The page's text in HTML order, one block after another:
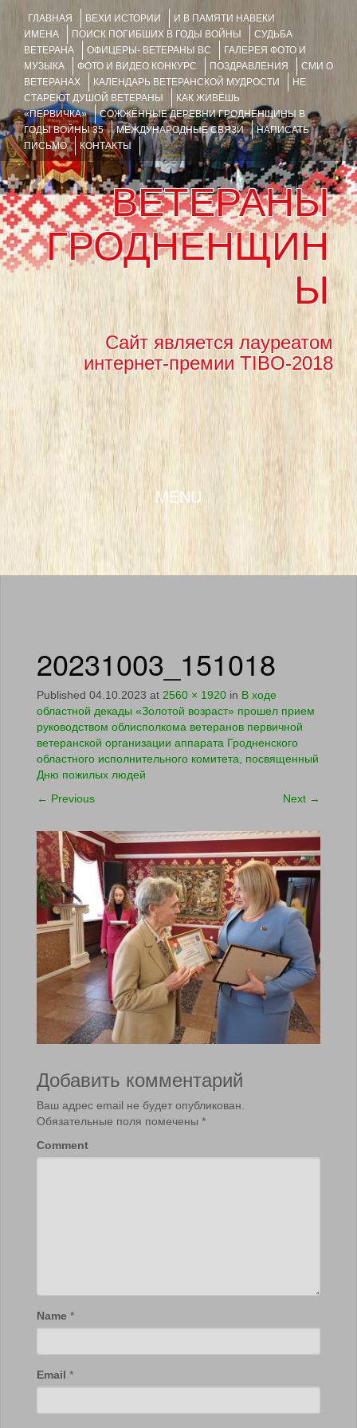
ГЛАВНАЯ ВЕХИ ИСТОРИИ
И В ПАМЯТИ НАВЕКИ
ИМЕНА
ПОИСК ПОГИБШИХ В ГОДЫ ВОЙНЫ
СУДЬБА
ВЕТЕРАНА
ОФИЦЕРЫ- ВЕТЕРАНЫ ВС
ГАЛЕРЕЯ ФОТО И
МУЗЫКА
ФОТО И ВИДЕО КОНКУРС ПОЗДРАВЛЕНИЯ
СМИ О
ВЕТЕРАНАХ
КАЛЕНДАРЬ ВЕТЕРАНСКОЙ МУДРОСТИ
НЕ
СТАРЕЮТ ДУШОЙ ВЕТЕРАНЫ
КАК ЖИВЁШЬ
«ПЕРВИЧКА»
СОЖЖЁННЫЕ ДЕРЕВНИ ГРОДНЕНЩИНЫ В
ГОДЫ ВОЙНЫ 35
МЕЖДУНАРОДНЫЕ СВЯЗИ
НАПИСАТЬ
ПИСЬМО
КОНТАКТЫ
ВЕТЕРАНЫ
ГРОДНЕНЩИН
Ы
Сайт является лауреатом
интернет-премии TIBO-2018
MENU
SKIP TO CONTENT
20231003_151018
Published 04.10.2023 at 2560 × 1920 in В ходе
областной декады «Золотой возраст» прошел прием
руководством облисполкома ветеранов первичной
ветеранской организации аппарата Гродненского
областного исполнительного комитета, посвященный
Дню пожилых людей
← Previous Next →
Добавить комментарий
Ваш адрес email не будет опубликован.
Обязательные поля помечены *
Comment
Name *
Email *